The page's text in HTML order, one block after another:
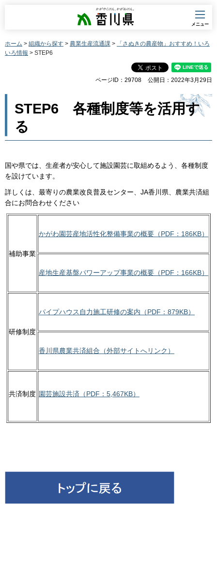
香川県
メニュー
ホーム > 組織から探す > 農業生産流通課 >
「さぬきの農産物」おすすめ！いろ
いろ情報 > STEP6
ページID：29708 公開日：2022年3月29日
STEP6 各種制度等を活用す
る
国や県では、生産者が安心して施設園芸に取組めるよう、各種制度
を設けています。
詳しくは、最寄りの農業改良普及センター、JA香川県、農業共済組
合にお問合わせください
補助事業
かがわ園芸産地活性化整備事業の概要（PDF：186KB）
産地生産基盤パワーアップ事業の概要（PDF：166KB）
研修制度
パイプハウス自力施工研修の案内（PDF：879KB）
香川県農業共済組合（外部サイトへリンク）
共済制度 園芸施設共済（PDF：5,467KB）